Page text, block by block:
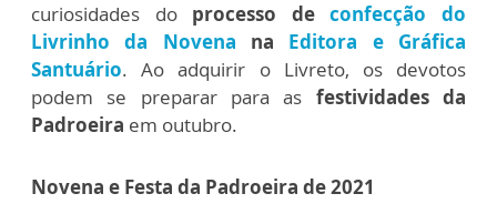
curiosidades do processo deconfecção do
Livrinho da Novena na Editora e Gráfica
Santuário. Ao adquirir o Livreto, os devotos
podem se preparar para as festividades da
Padroeira em outubro.
Novena e Festa da Padroeira de 2021